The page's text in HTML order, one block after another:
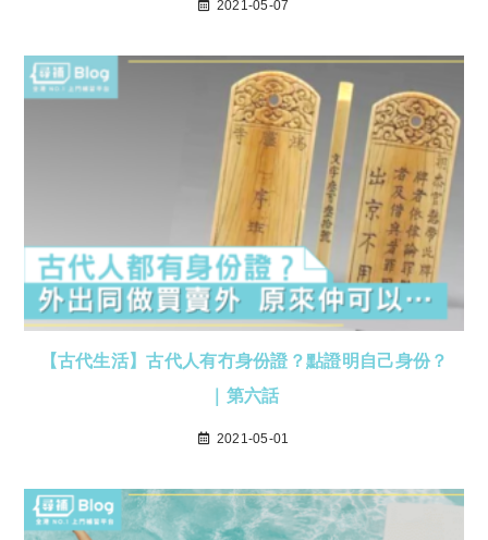
2021-05-07
【古代生活】古代人有冇身份證？點證明自己身份？
｜第六話
2021-05-01